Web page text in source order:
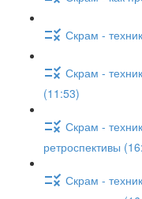
Скрам -
Скрам -
(11:53)
Скрам -
ретроспективы
Скрам -